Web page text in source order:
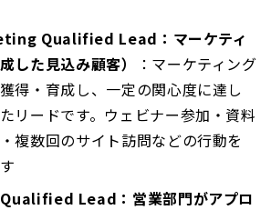
Qualified Lead：マーケティ
した見込み顧客）
：マーケティング
得・育成し、一定の関心度に達し
リードです。ウェビナー参加・資料
複数回のサイト訪問などの行動を
Lead：営業部門がアプロ